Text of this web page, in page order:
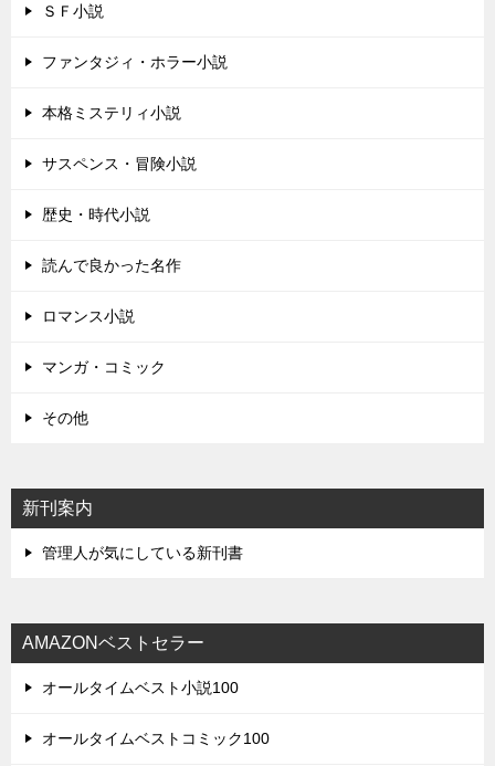
ＳＦ小説
ファンタジィ・ホラー小説
本格ミステリィ小説
サスペンス・冒険小説
歴史・時代小説
読んで良かった名作
ロマンス小説
マンガ・コミック
その他
新刊案内
管理人が気にしている新刊書
AMAZONベストセラー
オールタイムベスト小説100
オールタイムベストコミック100